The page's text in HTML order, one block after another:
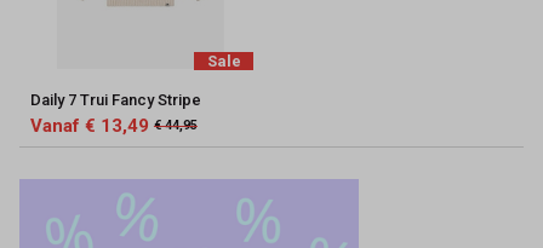
Sale
Daily 7 Trui Fancy Stripe
Vanaf € 13,49 € 44,95